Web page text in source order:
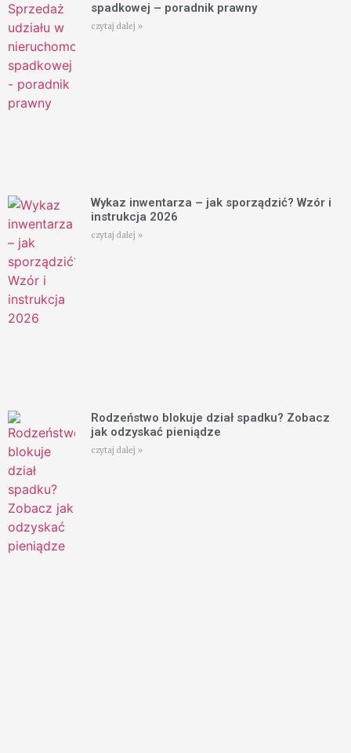
spadkowej – poradnik prawny
czytaj dalej »
Wykaz inwentarza – jak sporządzić? Wzór i
instrukcja 2026
czytaj dalej »
Rodzeństwo blokuje dział spadku? Zobacz
jak odzyskać pieniądze
czytaj dalej »